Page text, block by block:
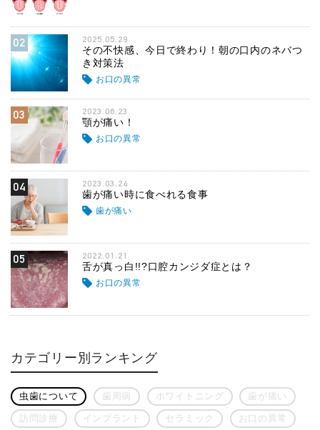
02 2025.05.29
その不快感、今日で終わり！朝の口内のネバつ
き対策法
お口の異常
03 2023.06.23
顎が痛い！
お口の異常
04 2023.03.24
歯が痛い時に食べれる食事
歯が痛い
05 2022.01.21
舌が真っ白!!?口腔カンジダ症とは？
お口の異常
カテゴリー別ランキング
虫歯について 歯周病 ホワイトニング 歯が痛い
訪問診療 インプラント セラミック お口の異常